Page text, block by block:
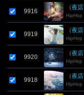
9916
（夜店
HipHop
9919
（夜店
HipHop
9920
（夜店
HipHop
9918
（夜店
HipHop